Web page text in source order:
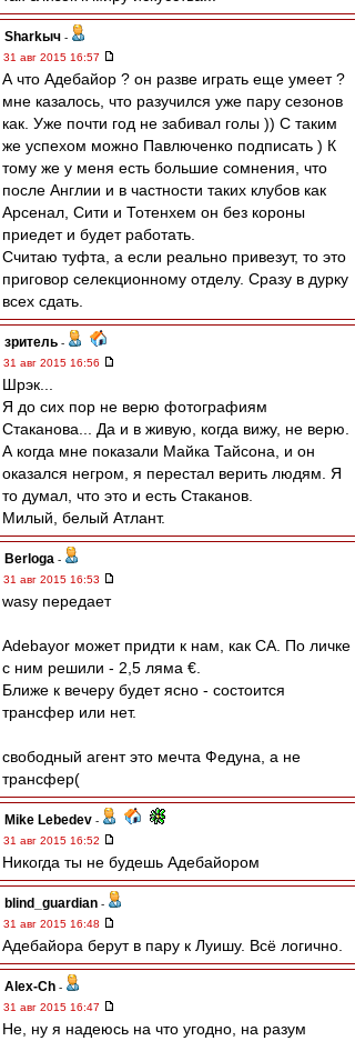
Sharkыч -
31 авг 2015 16:57
А что Адебайор ? он разве играть еще умеет ?
мне казалось, что разучился уже пару сезонов
как. Уже почти год не забивал голы )) С таким
же успехом можно Павлюченко подписать ) К
тому же у меня есть большие сомнения, что
после Англии и в частности таких клубов как
Арсенал, Сити и Тотенхем он без короны
приедет и будет работать.
Считаю туфта, а если реально привезут, то это
приговор селекционному отделу. Сразу в дурку
всех сдать.
зpитель -
31 авг 2015 16:56
Шрэк...
Я до сих пор не верю фотографиям
Стаканова... Да и в живую, когда вижу, не верю.
А когда мне показали Майка Тайсона, и он
оказался негром, я перестал верить людям. Я
то думал, что это и есть Стаканов.
Милый, белый Атлант.
Berloga -
31 авг 2015 16:53
wasy передает
Adebayor может придти к нам, как СА. По личке
с ним решили - 2,5 ляма €.
Ближе к вечеру будет ясно - состоится
трансфер или нет.
свободный агент это мечта Федуна, а не
трансфер(
Mike Lebedev -
31 авг 2015 16:52
Никогда ты не будешь Адебайором
blind_guardian -
31 авг 2015 16:48
Адебайора берут в пару к Луишу. Всё логично.
Alex-Ch -
31 авг 2015 16:47
Не, ну я надеюсь на что угодно, на разум